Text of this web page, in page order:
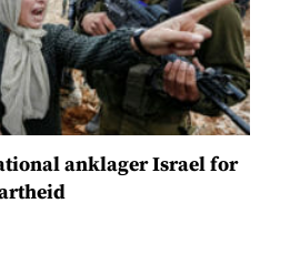
anklager Israel for